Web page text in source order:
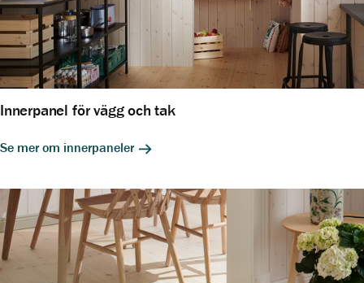
Innerpanel för vägg och tak
Se mer om innerpaneler